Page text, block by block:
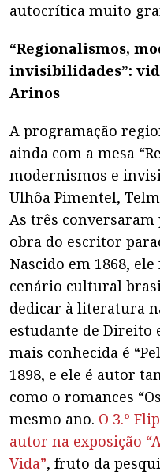
autocrítica muito
“Regionalismos,
invisibilidades”:
Arinos
A programação
ainda com a mesa
modernismos e
Ulhôa Pimentel,
As três
obra do escritor
Nascido em 1868,
cenário cultural
dedicar à literatura
estudante de Direito
mais conhecida é
1898, e ele é autor
como o romances
mesmo ano. O 3.º
autor na exposição
Vida”, fruto da